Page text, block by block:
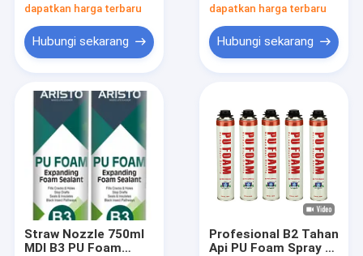
dapatkan harga terbaru
Hubungi sekarang
dapatkan harga terbaru
Hubungi sekarang
Straw Nozzle 750ml
MDI B3 PU Foam
Profesional B2 Tahan
Api PU Foam Spray /